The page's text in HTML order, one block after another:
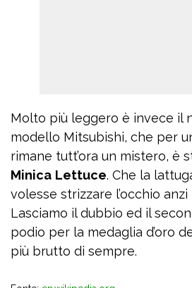
Molto più leggero è invece il
modello Mitsubishi, che per
rimane tutt’ora un mistero, è
Minica Lettuce. Che la
volesse strizzare l’occhio
Lasciamo il dubbio ed il
podio per la medaglia d’oro
più brutto di sempre.